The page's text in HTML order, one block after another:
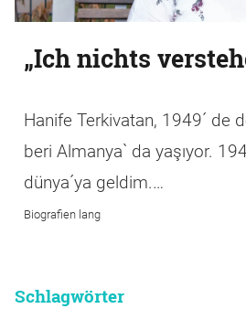
„Ich nichts
Hanife Terkivatan, 1949´ de
beri Almanya` da yaşıyor.
dünya´ya geldim.…
Biografien lang
Schlagwörter